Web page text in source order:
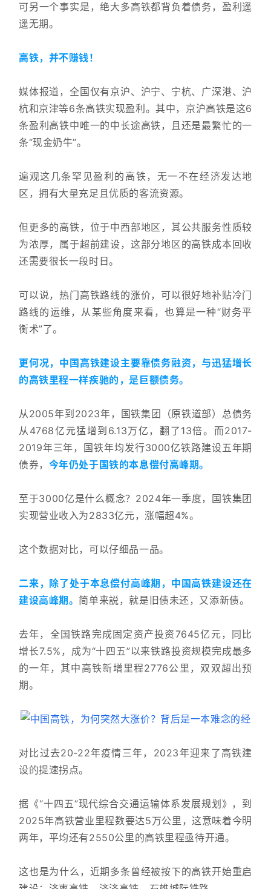
可另一个事实是，绝大多高铁都背负着债务，盈利遥
遥无期。
高铁，并不赚钱！
媒体报道，全国仅有京沪、沪宁、宁杭、广深港、沪
杭和京津等6条高铁实现盈利。其中，京沪高铁是这6
条盈利高铁中唯一的中长途高铁，且还是最繁忙的一
条“现金奶牛”。
遍观这几条罕见盈利的高铁，无一不在经济发达地
区，拥有大量充足且优质的客流资源。
但更多的高铁，位于中西部地区，其公共服务性质较
为浓厚，属于超前建设，这部分地区的高铁成本回收
还需要很长一段时日。
可以说，热门高铁路线的涨价，可以很好地补贴冷门
路线的运维，从某些角度来看，也算是一种“财务平
衡术”了。
更何况，中国高铁建设主要靠债务融资，与迅猛增长
的高铁里程一样疾驰的，是巨额债务。
从2005年到2023年，国铁集团（原铁道部）总债务
从4768亿元猛增到6.13万亿，翻了13倍。而2017-
2019年三年，国铁年均发行3000亿铁路建设五年期
债券， 今年仍处于国铁的本息偿付高峰期。
至于3000亿是什么概念？2024年一季度，国铁集团
实现营业收入为2833亿元，涨幅超4%。
这个数据对比，可以仔细品一品。
二来，除了处于本息偿付高峰期，中国高铁建设还在
建设高峰期。 简单来説，就是旧债未还，又添新债。
去年，全国铁路完成固定资产投资7645亿元，同比
增长7.5%，成为“十四五”以来铁路投资规模完成最多
的一年，其中高铁新增里程2776公里，双双超出预
期。
对比过去20-22年疫情三年，2023年迎来了高铁建
设的提速拐点。
据《“十四五”现代综合交通运输体系发展规划》，到
2025年高铁营业里程数要达5万公里，这意味着今明
两年，平均还有2550公里的高铁里程亟待开通。
这也是为什么，近期多条曾经被按下的高铁开始重启